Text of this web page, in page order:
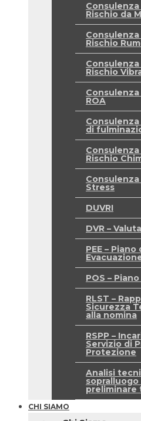
Rischio da
Rischio
Rischio
ROA
di
Rischio
Stress
DUVRI
DVR –
PEE –
POS –
RLST –
Sicurezza
alla nomina
RSPP –
Servizio di
Protezione
Analisi
preliminare
CHI SIAMO